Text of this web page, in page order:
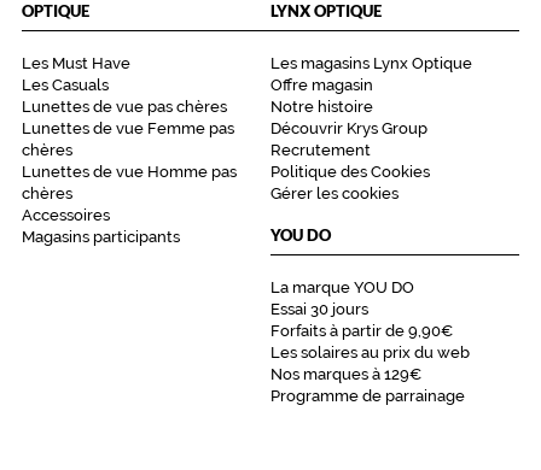
OPTIQUE
Les Must Have
Les Casuals
Lunettes de vue pas chères
Lunettes de vue Femme pas
chères
Lunettes de vue Homme pas
chères
Accessoires
Magasins participants
LYNX OPTIQUE
Les magasins Lynx Optique
Offre magasin
Notre histoire
Découvrir Krys Group
Recrutement
Politique des Cookies
Gérer les cookies
YOU DO
La marque YOU DO
Essai 30 jours
Forfaits à partir de 9,90€
Les solaires au prix du web
Nos marques à 129€
Programme de parrainage